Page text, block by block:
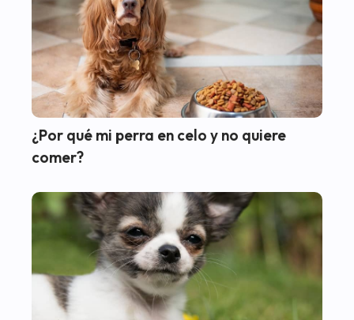
¿Por qué mi perra en celo y no quiere
comer?